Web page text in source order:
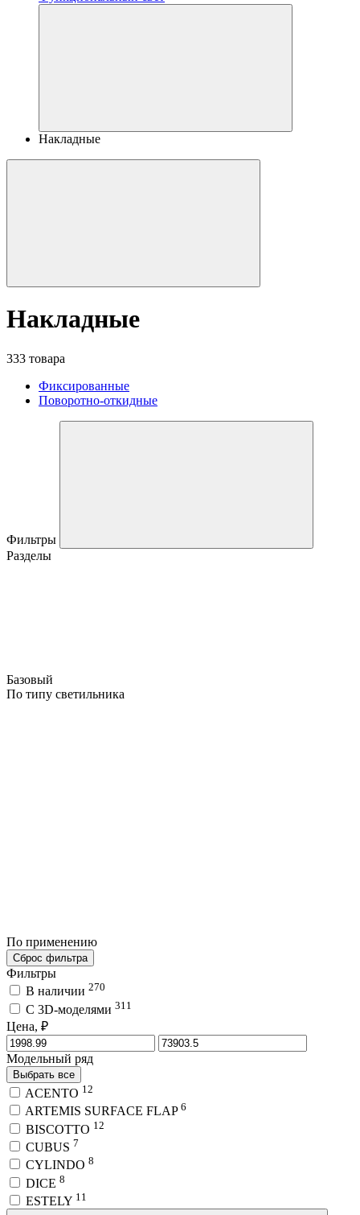
Накладные
Накладные
333 товара
Фиксированные
Поворотно-откидные
Фильтры
Разделы
Базовый
По типу светильника
По применению
Сброс фильтра
Фильтры
В наличии 270
C 3D-моделями 311
Цена, ₽
Модельный ряд
Выбрать все
ACENTO 12
ARTEMIS SURFACE FLAP 6
BISCOTTO 12
CUBUS 7
CYLINDO 8
DICE 8
ESTELY 11